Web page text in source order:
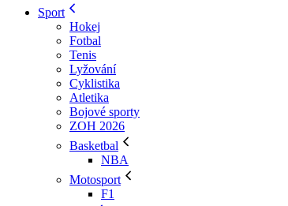
Sport
Hokej
Fotbal
Tenis
Lyžování
Cyklistika
Atletika
Bojové sporty
ZOH 2026
Basketbal
NBA
Motosport
F1